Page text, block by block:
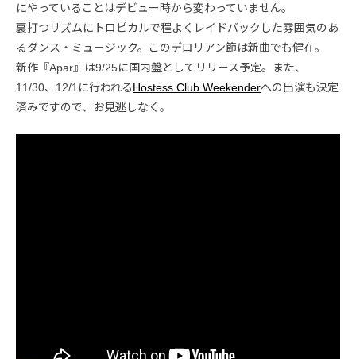
にやっていることはデビュー時から変わっていません。
裏打つリズムにトロピカルで程よくレイドバックした雰囲気のあ
るダンス・ミュージック。このデロリアン節は新曲でも健在。
新作『Apar』は9/25に国内盤としてリリース予定。また、
11/30、12/1に行われるHostess Club Weekenderへの出演も決定
済みですので、お見逃しなく。